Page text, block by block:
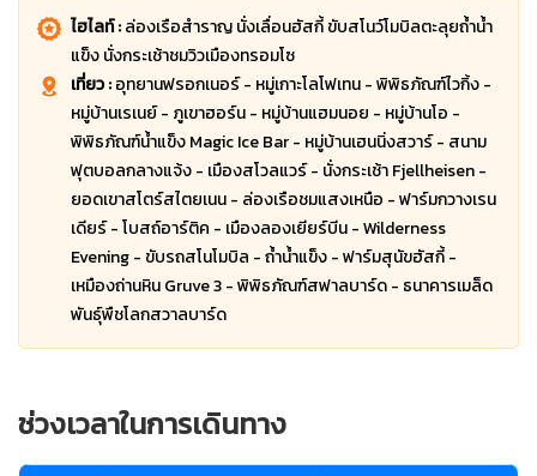
ไฮไลท์ :ล่องเรือสำราญ นั่งเลื่อนฮัสกี้ ขับสโนว์โมบิลตะลุยถ้ำน้ำ
แข็ง นั่งกระเช้าชมวิวเมืองทรอมโซ
เที่ยว :อุทยานฟรอกเนอร์ - หมู่เกาะโลโฟเทน - พิพิธภัณฑ์ไวกิ้ง -
หมู่บ้านเรเนย์ - ภูเขาฮอร์น - หมู่บ้านแฮมนอย - หมู่บ้านโอ -
พิพิธภัณฑ์น้ำแข็ง Magic Ice Bar - หมู่บ้านเฮนนิ่งสวาร์ - สนาม
ฟุตบอลกลางแจ้ง - เมืองสโวลแวร์ - นั่งกระเช้า Fjellheisen -
ยอดเขาสโตร์สไตยเนน - ล่องเรือชมแสงเหนือ - ฟาร์มกวางเรน
เดียร์ - โบสถ์อาร์ติค - เมืองลองเยียร์บีน - Wilderness
Evening - ขับรถสโนโมบิล - ถ้ำน้ำแข็ง - ฟาร์มสุนัขฮัสกี้ -
เหมืองถ่านหิน Gruve 3 - พิพิธภัณฑ์สฟาลบาร์ด - ธนาคารเมล็ด
พันธุ์พืชโลกสวาลบาร์ด
ช่วงเวลาในการเดินทาง